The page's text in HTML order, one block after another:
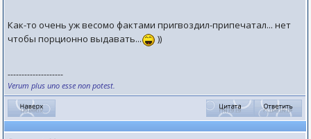
Как-то очень уж весомо фактами пригвоздил-припечатал... нет
чтобы порционно выдавать...
))
--------------------
Verum plus uno esse non potest.